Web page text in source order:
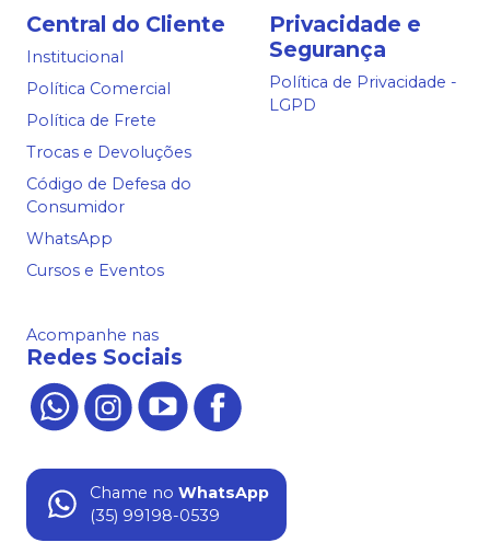
Central do Cliente
Institucional
Política Comercial
Política de Frete
Trocas e Devoluções
Código de Defesa do
Consumidor
WhatsApp
Cursos e Eventos
Privacidade e
Segurança
Política de Privacidade -
LGPD
Acompanhe nas
Redes Sociais
Chame no WhatsApp
(35) 99198-0539